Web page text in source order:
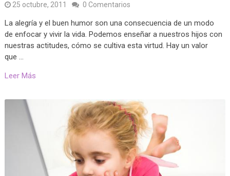
25 octubre, 2011 0 Comentarios
La alegría y el buen humor son una consecuencia de un modo
de enfocar y vivir la vida. Podemos enseñar a nuestros hijos con
nuestras actitudes, cómo se cultiva esta virtud. Hay un valor
que …
Leer Más